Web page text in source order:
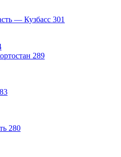
— Кузбасс 301
289
280